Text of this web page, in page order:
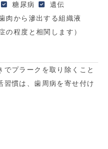
糖尿病
遺伝
肉から滲出する組織液
の程度と相関します）
プラークを取り除くこと
習慣は、歯周病を寄せ付け